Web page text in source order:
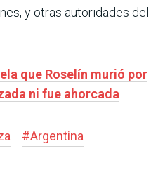
y otras autoridades del
que Roselín murió por
ni fue ahorcada
#Argentina